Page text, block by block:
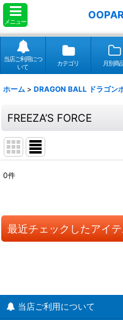
メニュー
当店ご利用につ
いて
カテゴリ 月別商
ホーム > DRAGON BALL ドラゴン
FREEZA’S FORCE
並び順:
0件
最近チェックしたアイテ
当店ご利用について